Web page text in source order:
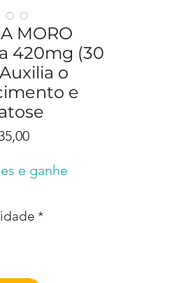
MORO
420mg (30
o
e
Preço
e ganhe
*